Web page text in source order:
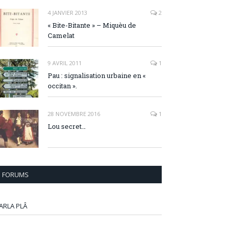
4 JANVIER 2013 2
« Bite-Bitante » – Miquèu de
Camelat
9 AVRIL 2011 1
Pau : signalisation urbaine en «
occitan ».
28 NOVEMBRE 2016 1
Lou secret…
FORUMS
PLÂ